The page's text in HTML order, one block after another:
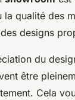
la qualité des
designs
du
être
Cela